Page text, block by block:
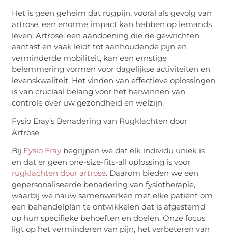
Het is geen geheim dat rugpijn, vooral als gevolg van
artrose, een enorme impact kan hebben op iemands
leven. Artrose, een aandoening die de gewrichten
aantast en vaak leidt tot aanhoudende pijn en
verminderde mobiliteit, kan een ernstige
belemmering vormen voor dagelijkse activiteiten en
levenskwaliteit. Het vinden van effectieve oplossingen
is van cruciaal belang voor het herwinnen van
controle over uw gezondheid en welzijn.
Fysio Eray’s Benadering van Rugklachten door
Artrose
Bij Fysio Eray begrijpen we dat elk individu uniek is
en dat er geen one-size-fits-all oplossing is voor
rugklachten door artrose. Daarom bieden we een
gepersonaliseerde benadering van fysiotherapie,
waarbij we nauw samenwerken met elke patiënt om
een behandelplan te ontwikkelen dat is afgestemd
op hun specifieke behoeften en doelen. Onze focus
ligt op het verminderen van pijn, het verbeteren van